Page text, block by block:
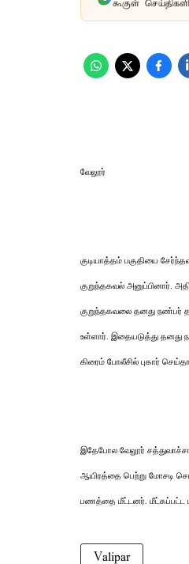
கூகுள்
வேலூர்
குடியாத்தம் பகுதியை
குறுந்தகவல் அனுப்பினார்.
குறுந்தகவலை தனது நண்பர்
உள்ளார். இதையடுத்து தனது
கிரைம் போலீசில் புகார்
இதேபோல வேலூர்
ஆயிரத்தை பெற்று மோசடி
பணத்தை மீட்டனர். மீட்கப்பட்ட
Valipar